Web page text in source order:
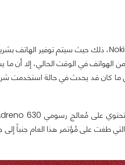
ولم تعُد تُستخدم في الكثير من الهواتف في الوقت
والتي طغت على مُؤتمر هذا العام جنباً